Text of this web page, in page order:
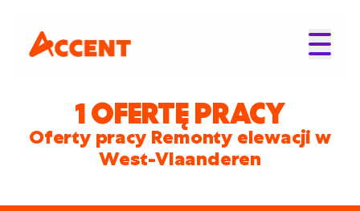
1 OFERTĘ PRACY
Oferty pracy Remonty elewacji w
West-Vlaanderen